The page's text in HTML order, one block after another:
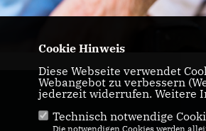
IMPRESSUM
Cookie Hinweis
Diese Webseite verwendet
Webangebot zu verbessern
jederzeit widerrufen. Weitere
Technisch notwendige
Die notwendigen Cookies werden